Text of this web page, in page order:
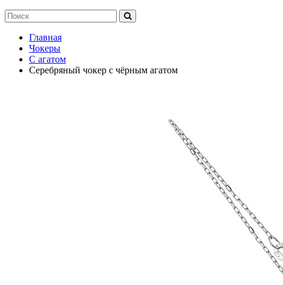
Главная
Чокеры
С агатом
Серебряный чокер с чёрным агатом